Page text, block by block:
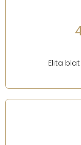
Elita blat